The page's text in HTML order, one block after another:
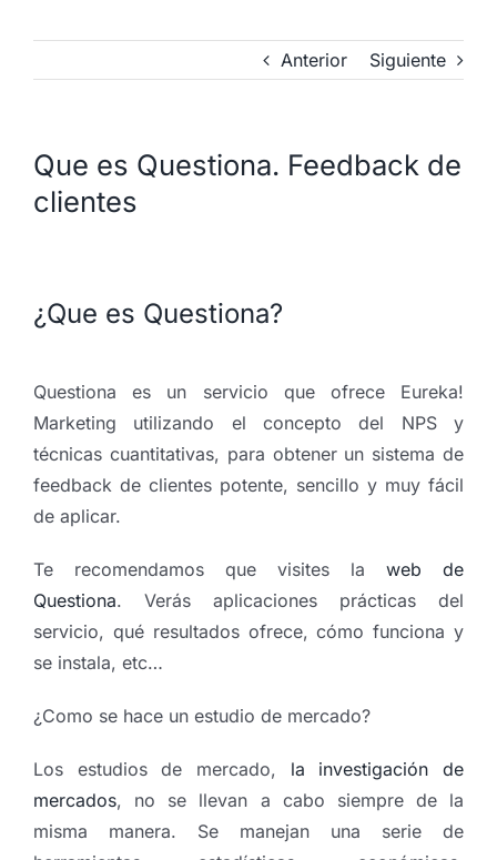
Anterior Siguiente
Que es Questiona. Feedback de
clientes
¿Que es Questiona?
Questiona es un servicio que ofrece Eureka!
Marketing utilizando el concepto del NPS y
técnicas cuantitativas, para obtener un sistema de
feedback de clientes potente, sencillo y muy fácil
de aplicar.
Te recomendamos que visites laweb de
Questiona. Verás aplicaciones prácticas del
servicio, qué resultados ofrece, cómo funciona y
se instala, etc…
¿Como se hace un estudio de mercado?
Los estudios de mercado, la investigación de
mercados, no se llevan a cabo siempre de la
misma manera. Se manejan una serie de